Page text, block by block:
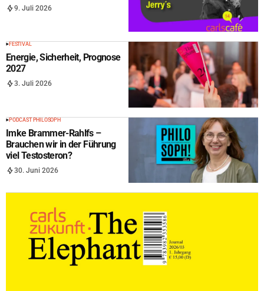
9. Juli 2026
FESTIVAL
Energie, Sicherheit, Prognose
2027
3. Juli 2026
PODCAST PHILOSOPH
Imke Brammer-Rahlfs –
Brauchen wir in der Führung
viel Testosteron?
30. Juni 2026